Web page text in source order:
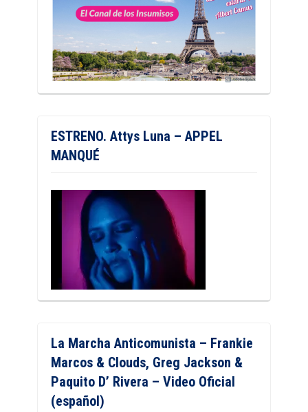
ESTRENO. Attys Luna – APPEL
MANQUÉ
La Marcha Anticomunista – Frankie
Marcos & Clouds, Greg Jackson &
Paquito D’ Rivera – Video Oficial
(español)